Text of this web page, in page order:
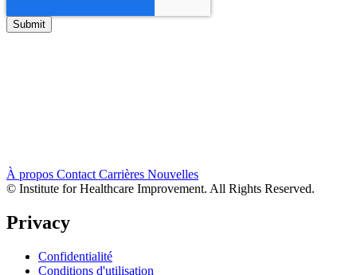
À propos Contact Carrières Nouvelles
© Institute for Healthcare Improvement. All Rights Reserved.
Privacy
Confidentialité
Conditions d'utilisation